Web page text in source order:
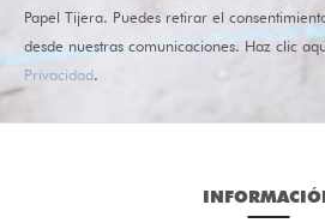
Papel Tijera. Puedes retirar el
desde nuestras comunicaciones. Haz clic
Privacidad.